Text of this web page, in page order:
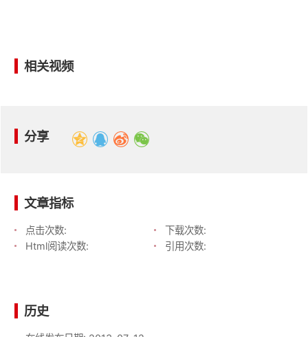
相关视频
分享
文章指标
点击次数:
下载次数:
Html阅读次数:
引用次数:
历史